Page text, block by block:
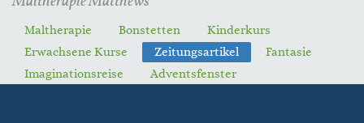
Maltherapie Bonstetten
Kinderkurs
Erwachsene Kurse
Zeitungsartikel
Fantasie
Imaginationsreise
Adventsfenster